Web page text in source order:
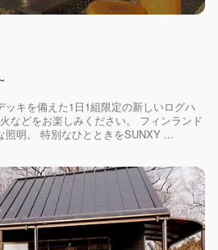
ッキを備えた1日1組限定の新しいログハ
などをお楽しみください。 フィンランド
照明。 特別なひとときをSUNXY ...